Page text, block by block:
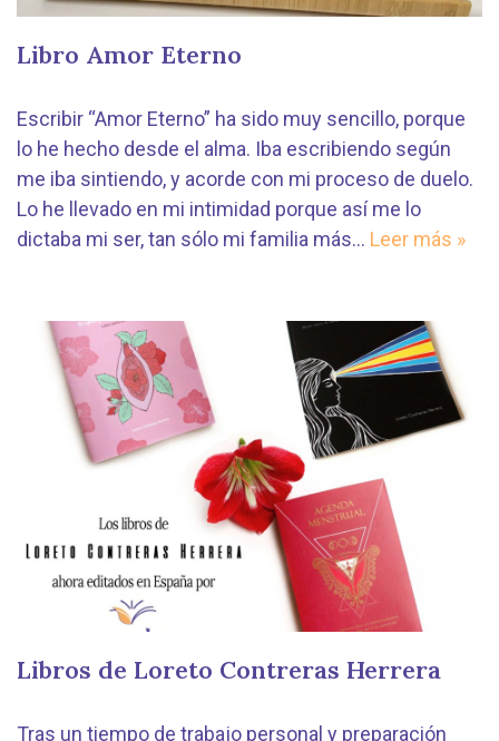
Libro Amor Eterno
Escribir “Amor Eterno” ha sido muy sencillo, porque
lo he hecho desde el alma. Iba escribiendo según
me iba sintiendo, y acorde con mi proceso de duelo.
Lo he llevado en mi intimidad porque así me lo
dictaba mi ser, tan sólo mi familia más… Leer más »
Libros de Loreto Contreras Herrera
Tras un tiempo de trabajo personal y preparación